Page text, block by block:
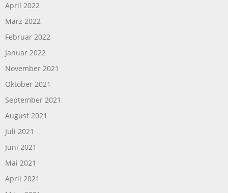
April 2022
März 2022
Februar 2022
Januar 2022
November 2021
Oktober 2021
September 2021
August 2021
Juli 2021
Juni 2021
Mai 2021
April 2021